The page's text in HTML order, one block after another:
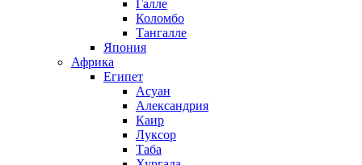
Галле
Коломбо
Тангалле
Япония
Африка
Египет
Асуан
Александрия
Каир
Луксор
Таба